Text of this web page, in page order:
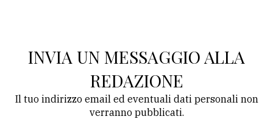
INVIA UN MESSAGGIO ALLA
REDAZIONE
Il tuo indirizzo email ed eventuali dati personali non
verranno pubblicati.